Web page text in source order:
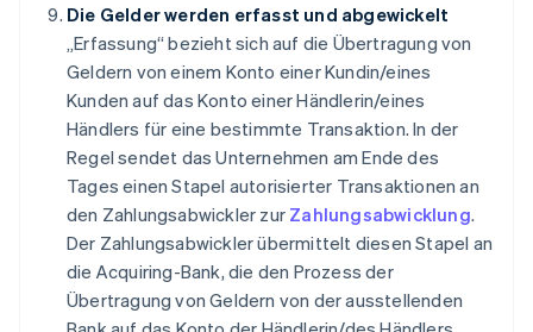
Die Gelder werden erfasst und abgewickelt
„Erfassung“ bezieht sich auf die Übertragung von
Geldern von einem Konto einer Kundin/eines
Kunden auf das Konto einer Händlerin/eines
Händlers für eine bestimmte Transaktion. In der
Regel sendet das Unternehmen am Ende des
Tages einen Stapel autorisierter Transaktionen an
den Zahlungsabwickler zur Zahlungsabwicklung.
Der Zahlungsabwickler übermittelt diesen Stapel an
die Acquiring-Bank, die den Prozess der
Übertragung von Geldern von der ausstellenden